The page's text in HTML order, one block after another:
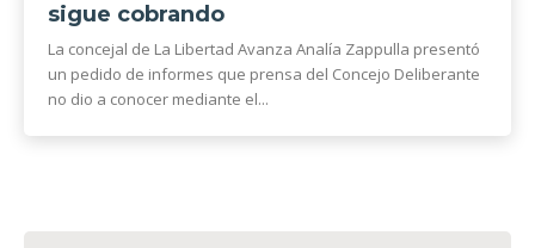
sigue cobrando
La concejal de La Libertad Avanza Analía Zappulla presentó
un pedido de informes que prensa del Concejo Deliberante
no dio a conocer mediante el...